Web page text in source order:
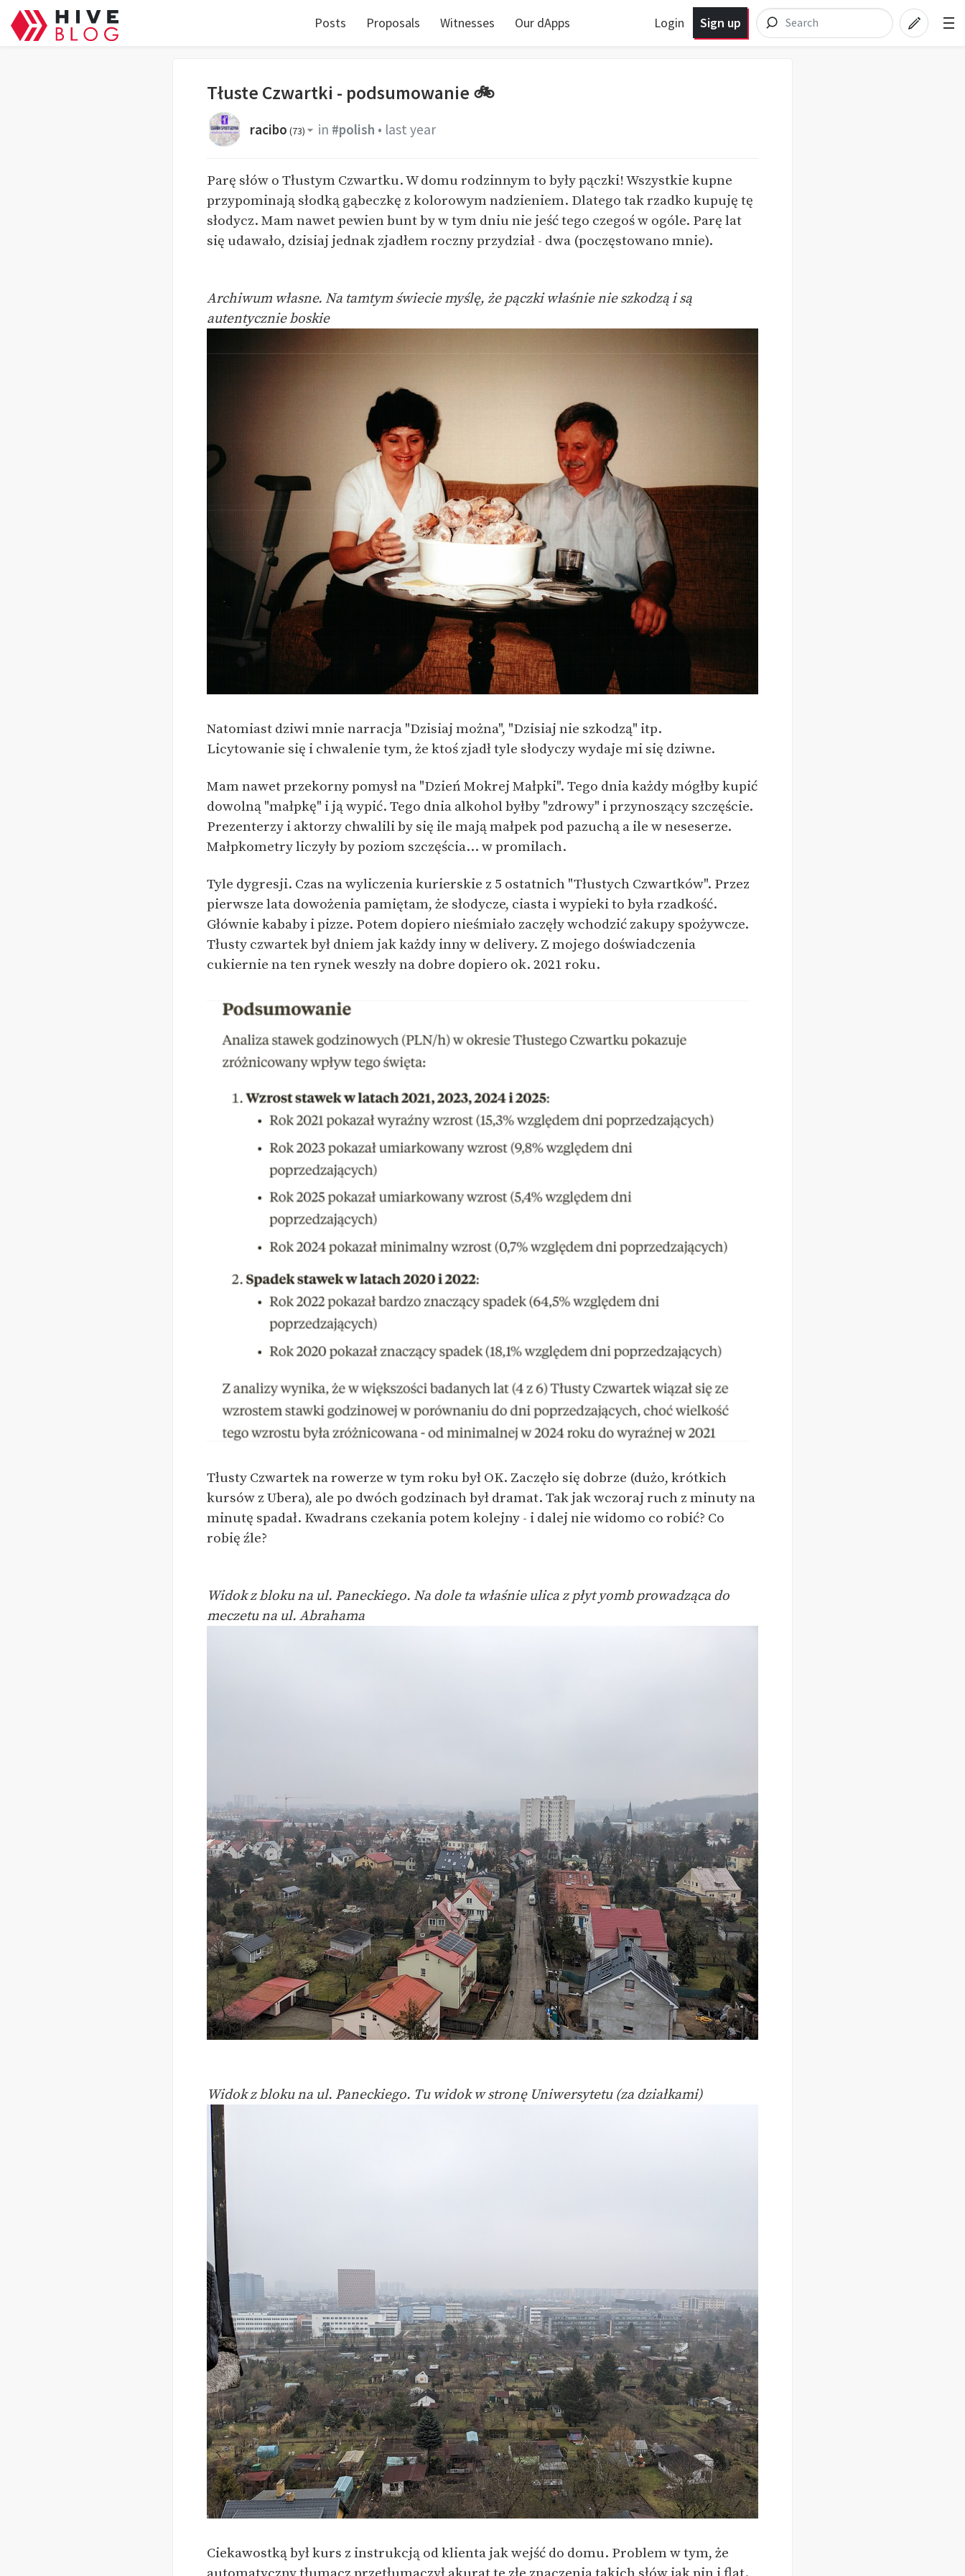
Posts Proposals Witnesses Our dApps Login Sign up
Tłuste Czwartki - podsumowanie 🚲
racibo (73) in #polish • last year
Parę słów o Tłustym Czwartku. W domu rodzinnym to były pączki! Wszystkie kupne
przypominają słodką gąbeczkę z kolorowym nadzieniem. Dlatego tak rzadko kupuję tę
słodycz. Mam nawet pewien bunt by w tym dniu nie jeść tego czegoś w ogóle. Parę lat
się udawało, dzisiaj jednak zjadłem roczny przydział - dwa (poczęstowano mnie).
Archiwum własne. Na tamtym świecie myślę, że pączki właśnie nie szkodzą i są
autentycznie boskie
Natomiast dziwi mnie narracja "Dzisiaj można", "Dzisiaj nie szkodzą" itp.
Licytowanie się i chwalenie tym, że ktoś zjadł tyle słodyczy wydaje mi się dziwne.
Mam nawet przekorny pomysł na "Dzień Mokrej Małpki". Tego dnia każdy mógłby kupić
dowolną "małpkę" i ją wypić. Tego dnia alkohol byłby "zdrowy" i przynoszący szczęście.
Prezenterzy i aktorzy chwalili by się ile mają małpek pod pazuchą a ile w neseserze.
Małpkometry liczyły by poziom szczęścia... w promilach.
Tyle dygresji. Czas na wyliczenia kurierskie z 5 ostatnich "Tłustych Czwartków". Przez
pierwsze lata dowożenia pamiętam, że słodycze, ciasta i wypieki to była rzadkość.
Głównie kababy i pizze. Potem dopiero nieśmiało zaczęły wchodzić zakupy spożywcze.
Tłusty czwartek był dniem jak każdy inny w delivery. Z mojego doświadczenia
cukiernie na ten rynek weszły na dobre dopiero ok. 2021 roku.
Tłusty Czwartek na rowerze w tym roku był OK. Zaczęło się dobrze (dużo, krótkich
kursów z Ubera), ale po dwóch godzinach był dramat. Tak jak wczoraj ruch z minuty na
minutę spadał. Kwadrans czekania potem kolejny - i dalej nie widomo co robić? Co
robię źle?
Widok z bloku na ul. Paneckiego. Na dole ta właśnie ulica z płyt yomb prowadząca do
meczetu na ul. Abrahama
Widok z bloku na ul. Paneckiego. Tu widok w stronę Uniwersytetu (za działkami)
Ciekawostką był kurs z instrukcją od klienta jak wejść do domu. Problem w tym, że